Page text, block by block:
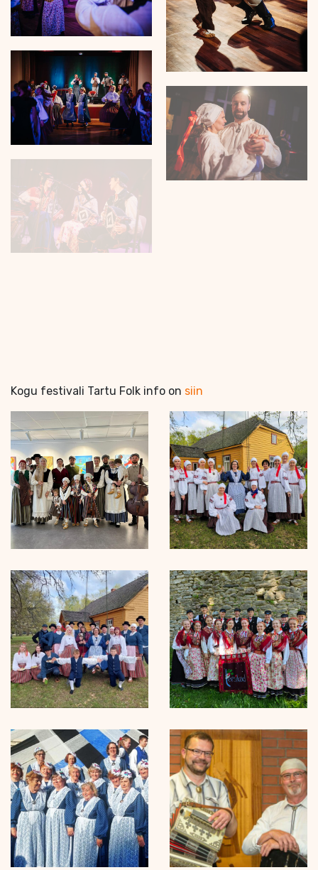
Kogu festivali Tartu Folk info on siin